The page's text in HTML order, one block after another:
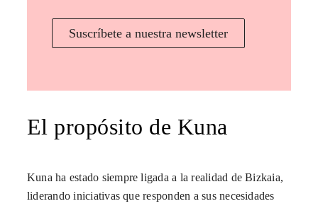
Suscríbete a nuestra newsletter
El propósito de Kuna
Kuna ha estado siempre ligada a la realidad de Bizkaia,
liderando iniciativas que responden a sus necesidades